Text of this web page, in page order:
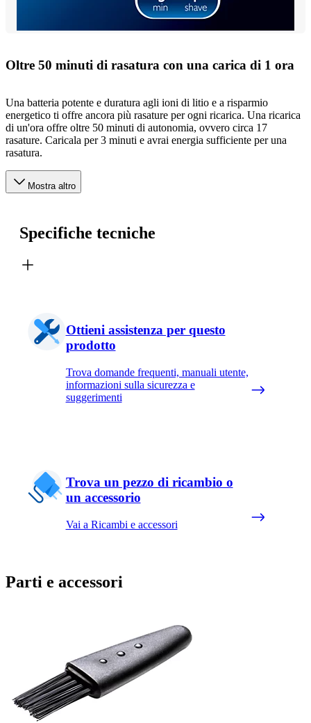
Oltre 50 minuti di rasatura con una carica di 1 ora
Una batteria potente e duratura agli ioni di litio e a risparmio
energetico ti offre ancora più rasature per ogni ricarica. Una ricarica
di un'ora offre oltre 50 minuti di autonomia, ovvero circa 17
rasature. Caricala per 3 minuti e avrai energia sufficiente per una
rasatura.
Mostra altro
Specifiche tecniche
Ottieni assistenza per questo
prodotto
Trova domande frequenti, manuali utente,
informazioni sulla sicurezza e
suggerimenti
Trova un pezzo di ricambio o
un accessorio
Vai a Ricambi e accessori
Parti e accessori